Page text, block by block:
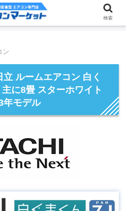
ン
立 ルームエアコン 白く
に8畳 スターホワイト
年モデル
検索